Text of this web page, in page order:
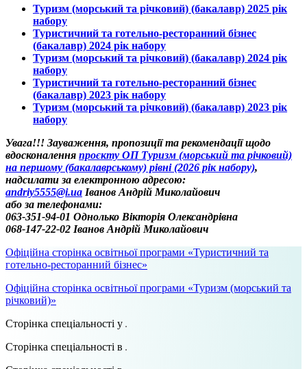
Туризм (морський та річковий) (бакалавр) 2025 рік
набору
Туристичний та готельно-ресторанний бізнес
(бакалавр) 2024 рік набору
Туризм (морський та річковий) (бакалавр) 2024 рік
набору
Туристичний та готельно-ресторанний бізнес
(бакалавр) 2023 рік набору
Туризм (морський та річковий) (бакалавр) 2023 рік
набору
Увага!!! Зауваження, пропозиції та рекомендації щодо
вдосконалення проєкту ОП Туризм (морський та річковий)
на першому (бакалаврському) рівні (2026 рік набору),
надсилати за електронною адресою:
andriy5555@i.ua Іванов Андрій Миколайович
або за телефонами:
063-351-94-01 Однолько Вікторія Олександрівна
068-147-22-02 Іванов Андрій Миколайович
Офіційна сторінка освітньої програми «Туристичний та
готельно-ресторанний бізнес»
Офіційна сторінка освітньої програми «Туризм (морський та
річковий)»
Сторінка спеціальності у
Сторінка спеціальності в